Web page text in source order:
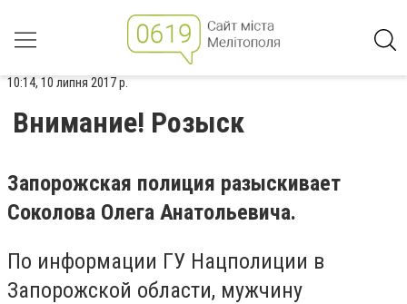
10:14, 10 липня 2017 р.
Внимание! Розыск
Запорожская полиция разыскивает
Соколова Олега Анатольевича.
По информации ГУ Нацполиции в
Запорожской области, мужчину